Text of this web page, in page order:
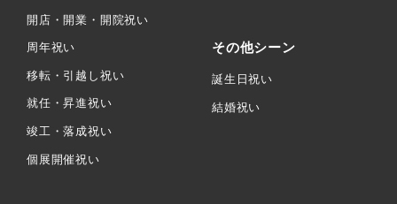
開店・開業・開院祝い
周年祝い
移転・引越し祝い
就任・昇進祝い
竣工・落成祝い
個展開催祝い
その他シーン
誕生日祝い
結婚祝い